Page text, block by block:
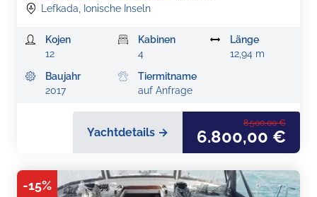
Lefkada, Ionische Inseln
Kojen
12
Kabinen
4
Länge
12,94 m
Baujahr
2017
Tiermitname
auf Anfrage
Yachtdetails →
8.500,00 €
6.800,00 €
-15%